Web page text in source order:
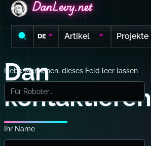
DanLevy.net
DanLevy.net
DanLevy.net
DE Artikel Projekte
Dan
kontaktieren
Liebe Menschen, dieses Feld leer lassen
Ihr Name